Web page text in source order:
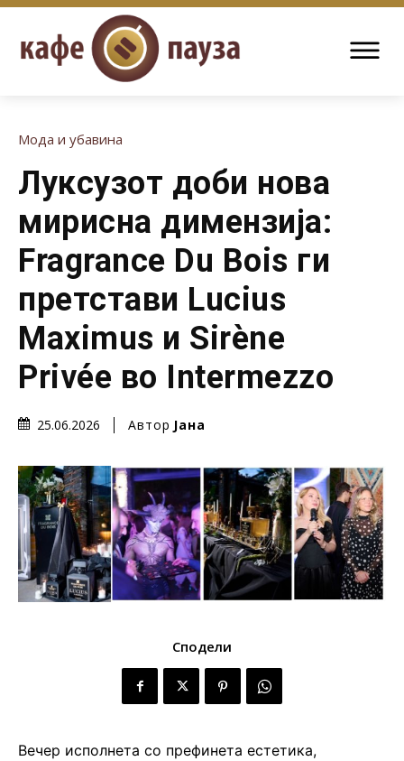
Мода и убавина
Луксузот доби нова
мирисна димензија:
Fragrance Du Bois ги
претстави Lucius
Maximus и Sirène
Privée во Intermezzo
25.06.2026 Автор Јана
Сподели
Вечер исполнета со префинета естетика,